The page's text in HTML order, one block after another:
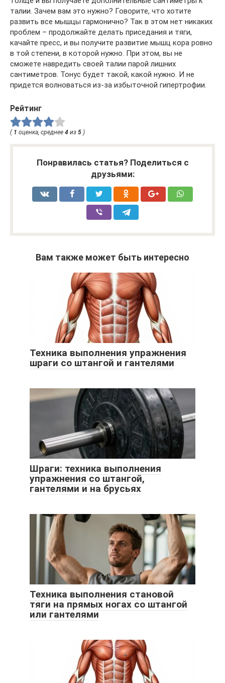
талии. Зачем вам это нужно? Говорите, что хотите
развить все мышцы гармонично? Так в этом нет никаких
проблем – продолжайте делать приседания и тяги,
качайте пресс, и вы получите развитие мышц кора ровно
в той степени, в которой нужно. При этом, вы не
сможете навредить своей талии парой лишних
сантиметров. Тонус будет такой, какой нужно. И не
придется волноваться из-за избыточной гипертрофии.
Рейтинг
( 1 оценка, среднее 4 из 5 )
Понравилась статья? Поделиться с
друзьями:
Вам также может быть интересно
Техника выполнения упражнения
шраги со штангой и гантелями
Шраги: техника выполнения
упражнения со штангой,
гантелями и на брусьях
Техника выполнения становой
тяги на прямых ногах со штангой
или гантелями